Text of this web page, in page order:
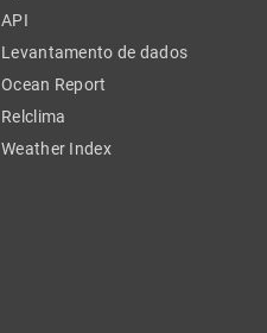
API
Levantamento de dados
Ocean Report
Relclima
Weather Index